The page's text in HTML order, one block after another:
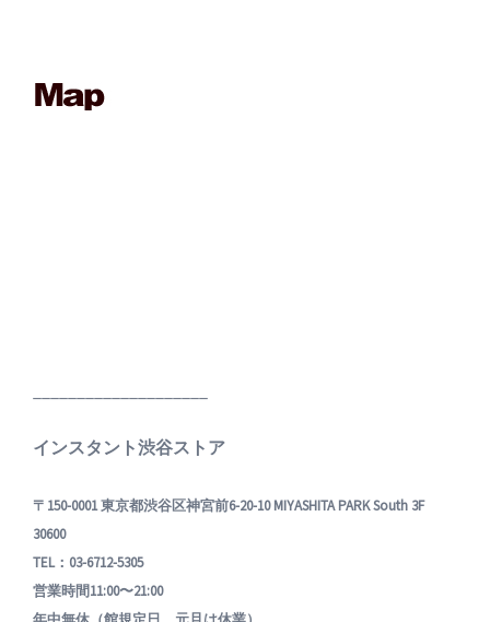
インスタント渋谷ストア
〒150-0001 東京都渋谷区神宮前6-20-10 MIYASHITA PARK South 3F
30600
TEL：03-6712-5305
営業時間11:00〜21:00